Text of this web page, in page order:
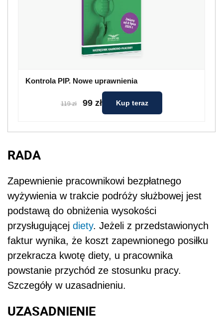
Kontrola PIP. Nowe uprawnienia
119 zł 99 zł Kup teraz
RADA
Zapewnienie pracownikowi bezpłatnego
wyżywienia w trakcie podróży służbowej jest
podstawą do obniżenia wysokości
przysługującej diety. Jeżeli z przedstawionych
faktur wynika, że koszt zapewnionego posiłku
przekracza kwotę diety, u pracownika
powstanie przychód ze stosunku pracy.
Szczegóły w uzasadnieniu.
UZASADNIENIE